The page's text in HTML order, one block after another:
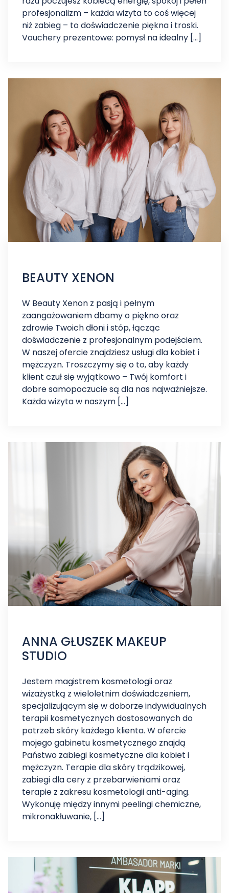
profesjonalizm – każda wizyta to coś więcej
niż zabieg – to doświadczenie piękna i troski.
Vouchery prezentowe: pomysł na idealny […]
BEAUTY XENON
W Beauty Xenon z pasją i pełnym
zaangażowaniem dbamy o piękno oraz
zdrowie Twoich dłoni i stóp, łącząc
doświadczenie z profesjonalnym podejściem.
W naszej ofercie znajdziesz usługi dla kobiet i
mężczyzn. Troszczymy się o to, aby każdy
klient czuł się wyjątkowo – Twój komfort i
dobre samopoczucie są dla nas najważniejsze.
Każda wizyta w naszym […]
ANNA GŁUSZEK MAKEUP
STUDIO
Jestem magistrem kosmetologii oraz
wizażystką z wieloletnim doświadczeniem,
specjalizującym się w doborze indywidualnych
terapii kosmetycznych dostosowanych do
potrzeb skóry każdego klienta. W ofercie
mojego gabinetu kosmetycznego znajdą
Państwo zabiegi kosmetyczne dla kobiet i
mężczyzn. Terapie dla skóry trądzikowej,
zabiegi dla cery z przebarwieniami oraz
terapie z zakresu kosmetologii anti-aging.
Wykonuję między innymi peelingi chemiczne,
mikronakłuwanie, […]